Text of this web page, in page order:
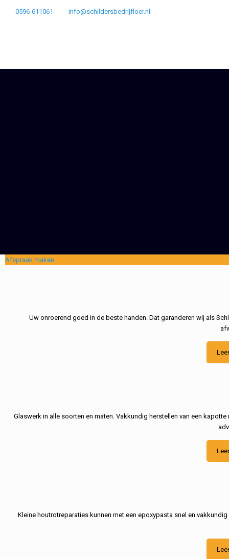
0596-611061 info@schildersbedrijfloer.nl
Afspraak maken
Uw onroerend goed in de beste handen. Dat garanderen wij als
Glaswerk in alle soorten en maten. Vakkundig herstellen van een
Kleine houtrotreparaties kunnen met een epoxypasta snel en